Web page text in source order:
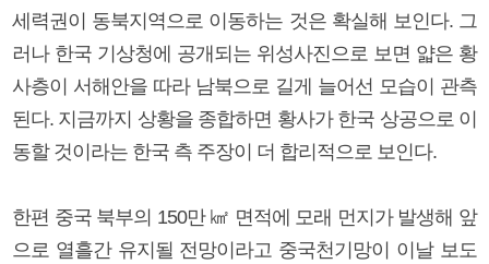
세력권이 동북지역으로 이동하는 것은 확실해 보인다. 그
러나 한국 기상청에 공개되는 위성사진으로 보면 얇은 황
사층이 서해안을 따라 남북으로 길게 늘어선 모습이 관측
된다. 지금까지 상황을 종합하면 황사가 한국 상공으로 이
동할 것이라는 한국 측 주장이 더 합리적으로 보인다.
한편 중국 북부의 150만 ㎢ 면적에 모래 먼지가 발생해 앞
으로 열흘간 유지될 전망이라고 중국천기망이 이날 보도